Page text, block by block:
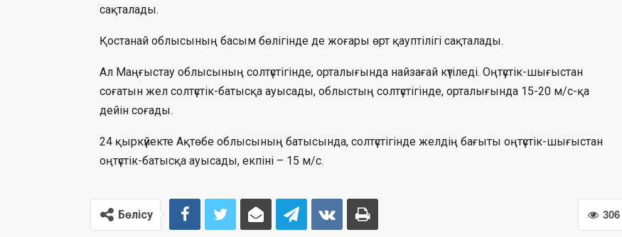
сақталады.
Қостанай облысының басым бөлігінде де жоғары өрт қауптілігі сақталады.
Ал Маңғыстау облысының солтүстігінде, орталығында найзағай күтіледі. Оңтүстік-шығыстан
соғатын жел солтүстік-батысқа ауысады, облыстың солтүстігінде, орталығында 15-20 м/с-қа
дейін соғады.
24 қыркүйекте Ақтөбе облысының батысында, солтүстігінде желдің бағыты оңтүстік-шығыстан
оңтүстік-батысқа ауысады, екпіні – 15 м/с.
306
Бөлісу